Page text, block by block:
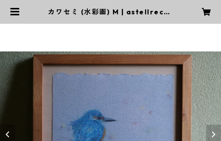
カワセミ (水彩画) M | astellrecor